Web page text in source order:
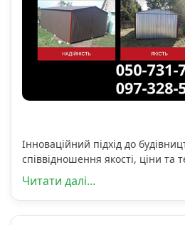
Інноваційний підхід до
співвідношення якості, ціни та
Читати далі...